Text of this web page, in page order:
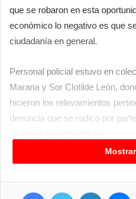
que se robaron en esta
económico lo negativo es que
ciudadanía en general.
Personal policial estuvo en
Marana y Sor Clotilde León,
hicieron los relevamientos
denuncia que se radico por